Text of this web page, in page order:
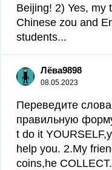
Beijing! 2) Yes, my
Chinese zou and
students...
Лёва9898
08.05.2023
Переведите
правильную
t do it
help you. 2.My
coins,he